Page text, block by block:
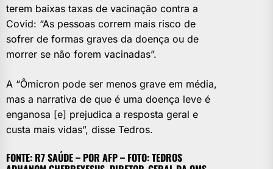
terem baixas taxas de vacinação contra a
Covid: “As pessoas correm mais risco de
sofrer de formas graves da doença ou de
morrer se não forem vacinadas”.
A “Ômicron pode ser menos grave em média,
mas a narrativa de que é uma doença leve é
enganosa [e] prejudica a resposta geral e
custa mais vidas”, disse Tedros.
FONTE: R7 SAÚDE – POR AFP – FOTO: TEDROS